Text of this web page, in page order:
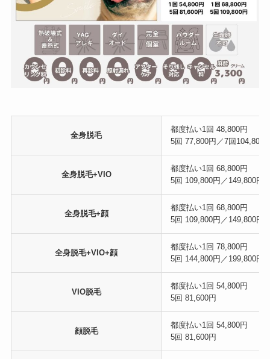
全身脱毛
都度払い1回 48,800円
5回 77,800円／7回104,800
全身脱毛+VIO
都度払い1回 68,800円
5回 109,800円／149,800円
全身脱毛+顔
都度払い1回 68,800円
5回 109,800円／149,800円
全身脱毛+VIO+顔
都度払い1回 78,800円
5回 144,800円／199,800円
VIO脱毛
都度払い1回 54,800円
5回 81,600円
顔脱毛
都度払い1回 54,800円
5回 81,600円